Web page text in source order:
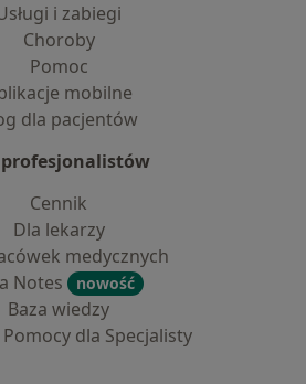
i zabiegi
Choroby
Pomoc
mobilne
dla pacjentów
Cennik
Dla lekarzy
medycznych
Notes
nowość
Baza wiedzy
dla Specjalisty